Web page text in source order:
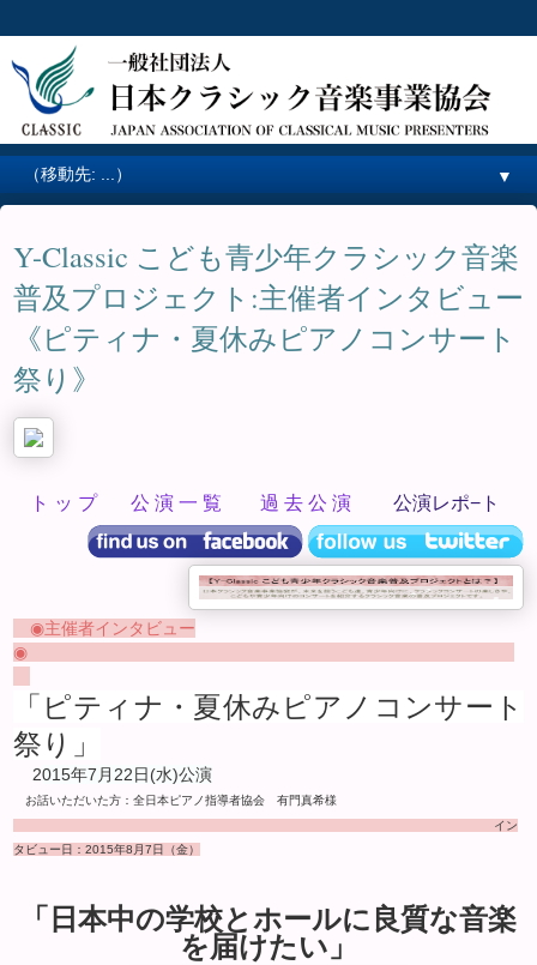
▼
Y-Classic こども青少年クラシック音楽
普及プロジェクト:主催者インタビュー
《ピティナ・夏休みピアノコンサート
祭り》
ト ッ プ 公 演 一 覧 過 去 公 演 公演レポ−ト
◉主催者インタビュー
◉
「ピティナ・夏休みピアノコンサート
祭り」
2015年7月22日(水)公演
お話いただいた方： 全日本ピアノ指導者協会 有門真希様
イン
タビュー日： 2015年8 月7 日（金）
「日本中の学校とホールに良質な音楽
を届けたい」